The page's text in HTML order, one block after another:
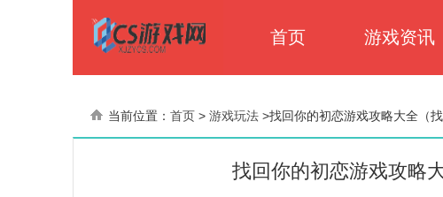
首页 游戏资讯
当前位置： 首页 > 游戏玩法 >找回你的初恋游戏攻略大全（找
找回你的初恋游戏攻略